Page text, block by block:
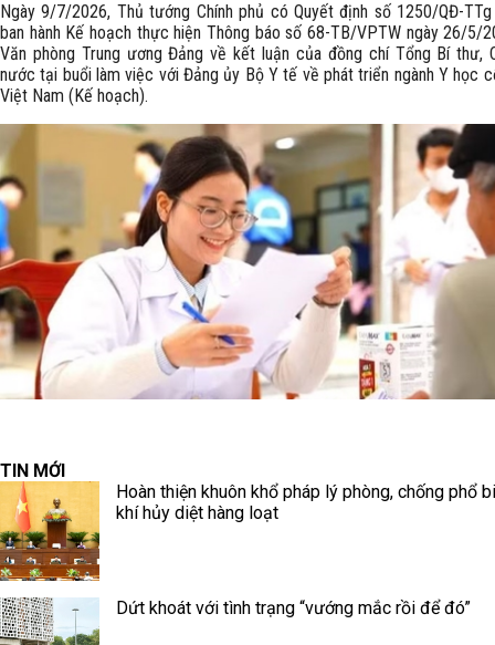
Ngày 9/7/2026, Thủ tướng Chính phủ có Quyết định số 1250/QĐ-
ban hành Kế hoạch thực hiện Thông báo số 68-TB/VPTW ngày 26/5/
Văn phòng Trung ương Đảng về kết luận của đồng chí Tổng Bí thư,
nước tại buổi làm việc với Đảng ủy Bộ Y tế về phát triển ngành Y học
Việt Nam (Kế hoạch).
TIN MỚI
Hoàn thiện khuôn khổ pháp lý phòng, chống phổ
khí hủy diệt hàng loạt
Dứt khoát với tình trạng “vướng mắc rồi để đó”